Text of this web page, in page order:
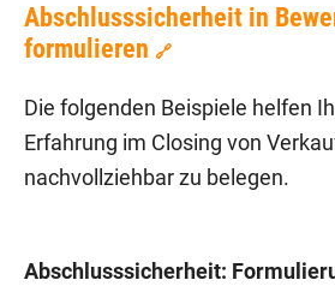
Abschlusssicherheit in
formulieren 🔗
Die folgenden Beispiele helfen
Erfahrung im Closing von
nachvollziehbar zu belegen.
Abschlusssicherheit: